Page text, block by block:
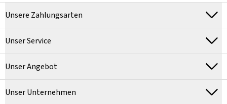
Unsere Zahlungsarten
Unser Service
Unser Angebot
Unser Unternehmen